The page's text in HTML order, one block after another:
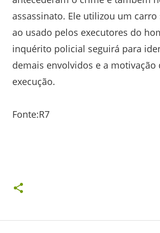
assassinato. Ele utilizou um
ao usado pelos executores do
inquérito policial seguirá para
demais envolvidos e a motivação
execução.
Fonte:R7